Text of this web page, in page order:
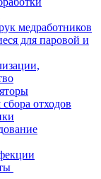
медработников
для паровой и
отходов